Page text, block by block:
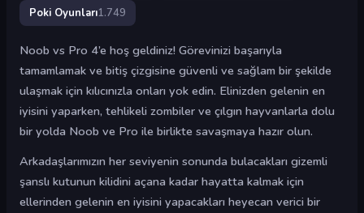
Poki Oyunları1.749
Noob vs Pro 4’e hoş geldiniz! Görevinizi başarıyla
tamamlamak ve bitiş çizgisine güvenli ve sağlam bir şekilde
ulaşmak için kılıcınızla onları yok edin. Elinizden gelenin en
iyisini yaparken, tehlikeli zombiler ve çılgın hayvanlarla dolu
bir yolda Noob ve Pro ile birlikte savaşmaya hazır olun.
Arkadaşlarımızın her seviyenin sonunda bulacakları gizemli
şanslı kutunun kilidini açana kadar hayatta kalmak için
ellerinden gelenin en iyisini yapacakları heyecan verici bir